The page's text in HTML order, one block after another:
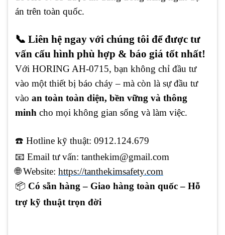
án trên toàn quốc.
📞 Liên hệ ngay với chúng tôi để được tư
vấn cấu hình phù hợp & báo giá tốt nhất!
Với HORING AH-0715, bạn không chỉ đầu tư
vào một thiết bị báo cháy – mà còn là sự đầu tư
vào an toàn toàn diện, bền vững và thông
minh cho mọi không gian sống và làm việc.
☎️ Hotline kỹ thuật: 0912.124.679
📧 Email tư vấn: tanthekim@gmail.com
🌐Website: https://tanthekimsafety.com
📦 Có sẵn hàng – Giao hàng toàn quốc – Hỗ
trợ kỹ thuật trọn đời